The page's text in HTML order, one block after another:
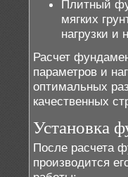
Плитный
мягких
нагрузки и
Расчет
параметров и
оптимальных
качественных
Установка
После расчета
производится